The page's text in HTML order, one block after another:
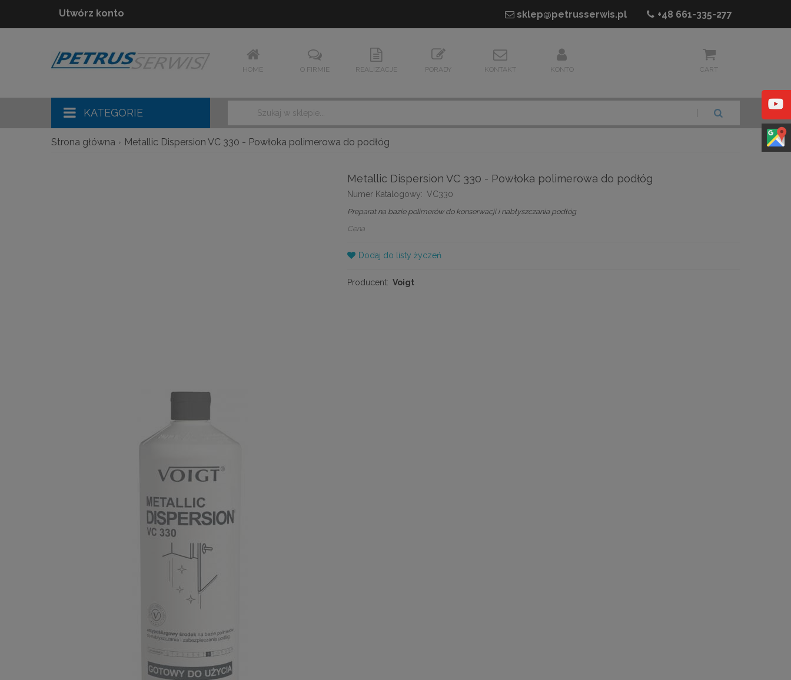
Utwórz konto sklep@petrusserwis.pl +48 661-335-277
HOME O FIRMIE REALIZACJE PORADY KONTAKT KONTO CART
KATEGORIE
Strona główna Metallic Dispersion VC 330 - Powłoka polimerowa do podłóg
Metallic Dispersion VC 330 - Powłoka polimerowa do podłóg
Numer Katalogowy: VC330
Preparat na bazie polimerów do konserwacji i nabłyszczania podłóg
Cena
Dodaj do listy życzeń
Producent: Voigt